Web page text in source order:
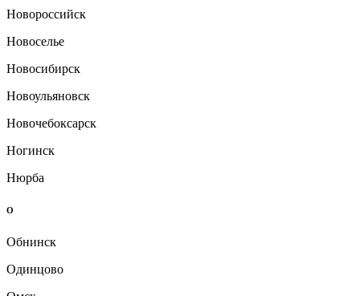
Новороссийск
Новоселье
Новосибирск
Новоульяновск
Новочебоксарск
Ногинск
Нюрба
О
Обнинск
Одинцово